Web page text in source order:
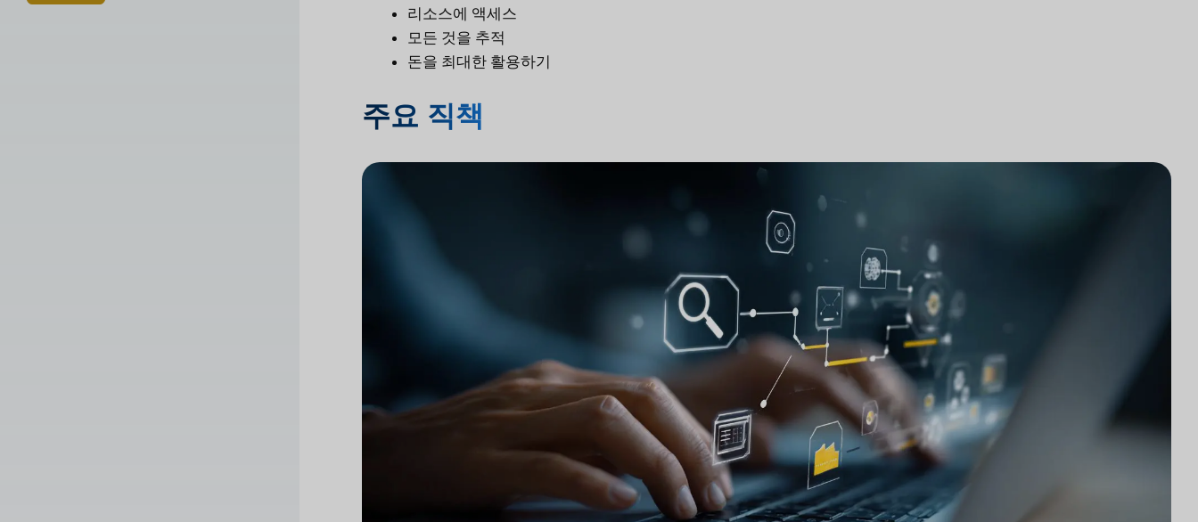
리소스에 액세스
모든 것을 추적
돈을 최대한 활용하기
주요 직책